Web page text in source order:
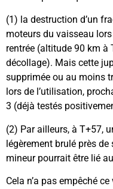
(1) la destruction d’un
moteurs du vaisseau
rentrée (altitude 90 km à
décollage). Mais cette
supprimée ou au moins
lors de l’utilisation,
3 (déjà testés
(2) Par ailleurs, à T+57,
légèrement brulé près
mineur pourrait être lié
Cela n’a pas empêché